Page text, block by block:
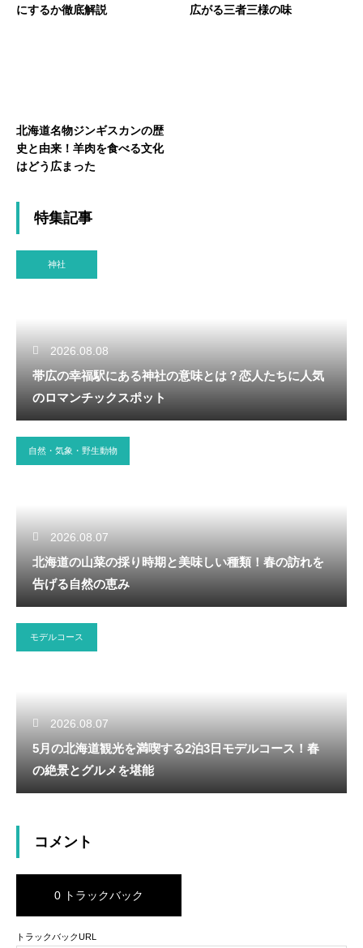
にするか徹底解説
広がる三者三様の味
北海道名物ジンギスカンの歴
史と由来！羊肉を食べる文化
はどう広まった
特集記事
神社
2026.08.08
帯広の幸福駅にある神社の意味とは？恋人たちに人気
のロマンチックスポット
自然・気象・野生動物
2026.08.07
北海道の山菜の採り時期と美味しい種類！春の訪れを
告げる自然の恵み
モデルコース
2026.08.07
5月の北海道観光を満喫する2泊3日モデルコース！春
の絶景とグルメを堪能
コメント
0 トラックバック
トラックバックURL